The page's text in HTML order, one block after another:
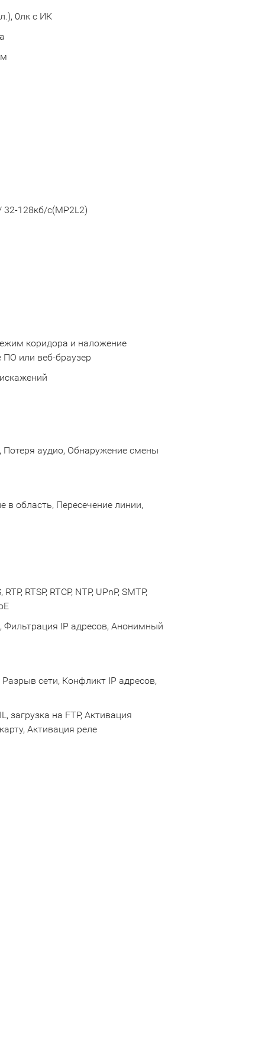
0лк с ИК
32-128кб/с(MP2L2)
коридора и наложение
ПО или веб-браузер
Потеря аудио, Обнаружение смены
область, Пересечение линии,
RTSP, RTCP, NTP, UPnP, SMTP,
Фильтрация IP адресов, Анонимный
сети, Конфликт IP адресов,
загрузка на FTP, Активация
Активация реле